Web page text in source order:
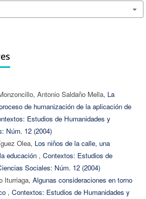
Antonio Saldaño Mella, La
de humanización de la aplicación de
Estudios de Humanidades y
Núm. 12 (2004)
Olea, Los niños de la calle, una
educación , Contextos: Estudios de
Sociales: Núm. 12 (2004)
Iturriaga, Algunas consideraciones en torno
, Contextos: Estudios de Humanidades y